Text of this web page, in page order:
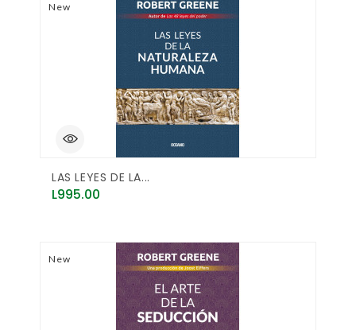
New
LAS LEYES DE LA...
Price
L995.00
New